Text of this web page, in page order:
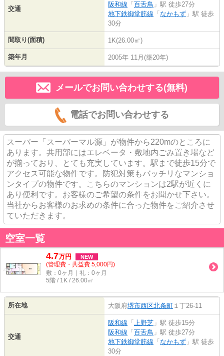
交通
阪和線 「 百舌鳥 」駅 徒歩27分
地下鉄御堂筋線 「 なかもず 」駅 徒歩
30分
間取り(面積) 1K(26.00㎡)
築年月 2005年 11月(築20年)
メールでお問い合わせする(無料)
電話でお問い合わせする
スーパー「スーパーマル源」が物件から220mのところに
あります。共用部にはエレベータ・敷地内ごみ置き場など
が揃っており、とても充実しています。駅まで徒歩15分で
アクセス可能な物件です。防犯対策もバッチリなマンショ
ンタイプの物件です。こちらのマンションは2駅が近くに
あり便利です。お客様のご希望の条件をお聞かせ下さい。
当社からお客様のお求めの条件に合った物件をご紹介させ
ていただきます。
空室一覧
4.7万円 NEW
(管理費・共益費 5,000円)
敷：0ヶ月｜礼：0ヶ月
5階 / 1K / 26.00㎡
所在地 大阪府堺市西区北条町 １丁26-11
交通
阪和線 「 上野芝 」駅 徒歩15分
阪和線 「 百舌鳥 」駅 徒歩27分
地下鉄御堂筋線 「 なかもず 」駅 徒歩
30分